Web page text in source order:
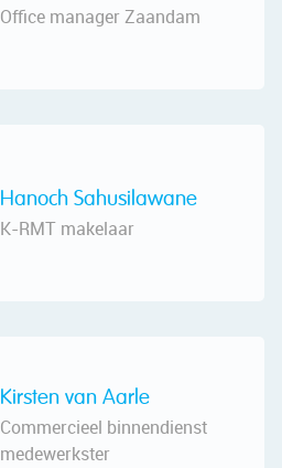
Office manager Zaandam
Hanoch Sahusilawane
K-RMT makelaar
Kirsten van Aarle
Commercieel binnendienst
medewerkster